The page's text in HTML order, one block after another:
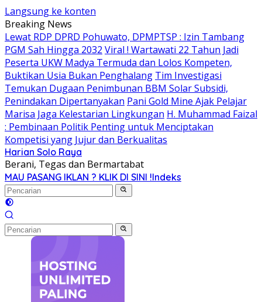
Langsung ke konten
Breaking News
Lewat RDP DPRD Pohuwato, DPMPTSP : Izin Tambang
PGM Sah Hingga 2032 Viral ! Wartawati 22 Tahun Jadi
Peserta UKW Madya Termuda dan Lolos Kompeten,
Buktikan Usia Bukan Penghalang Tim Investigasi
Temukan Dugaan Penimbunan BBM Solar Subsidi,
Penindakan Dipertanyakan Pani Gold Mine Ajak Pelajar
Marisa Jaga Kelestarian Lingkungan H. Muhammad Faizal
: Pembinaan Politik Penting untuk Menciptakan
Kompetisi yang Jujur dan Berkualitas
Harian Solo Raya
Berani, Tegas dan Bermartabat
MAU PASANG IKLAN ? KLIK DI SINI !Indeks